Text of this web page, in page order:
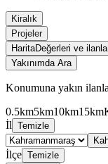
Kiralık
Projeler
HaritaDeğerleri ve
Yakınımda Ara
Konumuna yakın
0.5km5km10km15km
İl Temizle
İlçe Temizle